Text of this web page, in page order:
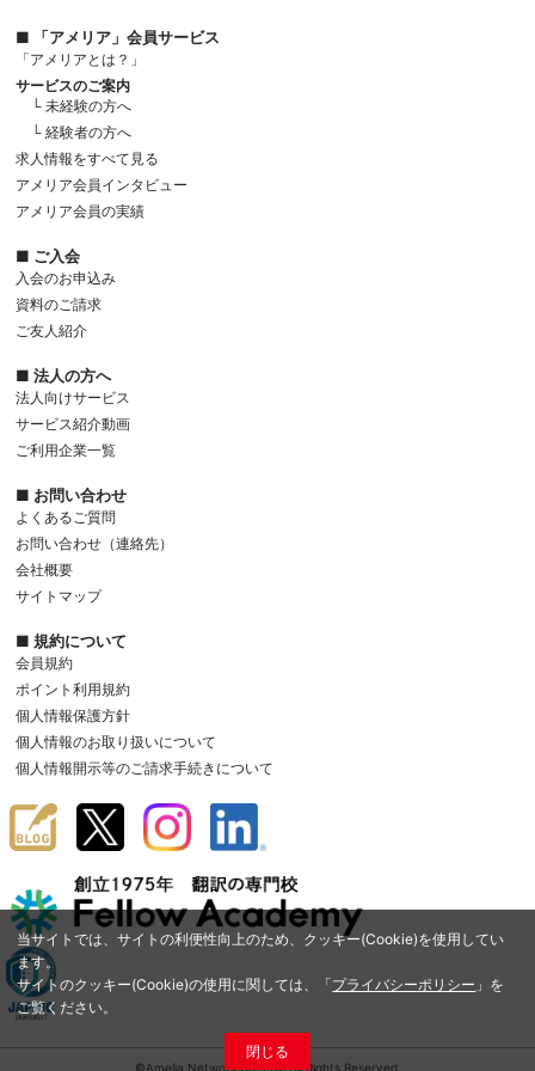
当サイトでは、サイトの利便性向上のため、クッキー(Cookie)を使用してい
ます。
サイトのクッキー(Cookie)の使用に関しては、「プライバシーポリシー 」を
ご覧ください。
閉じる
■ 「アメリア」会員サービス
「アメリアとは？」
サービスのご案内
└ 未経験の方へ
└ 経験者の方へ
求人情報をすべて見る
アメリア会員インタビュー
アメリア会員の実績
■ ご入会
入会のお申込み
資料のご請求
ご友人紹介
■ 法人の方へ
法人向けサービス
サービス紹介動画
ご利用企業一覧
■ お問い合わせ
よくあるご質問
お問い合わせ（連絡先）
会社概要
サイトマップ
■ 規約について
会員規約
ポイント利用規約
個人情報保護方針
個人情報のお取り扱いについて
個人情報開示等のご請求手続きについて
©Amelia Network Co.,Ltd. All Rights Reserved.